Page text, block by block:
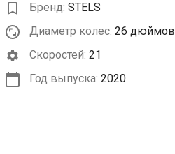
Бренд: STELS
Диаметр колес: 26 дюймов
Cкоростей: 21
Год выпуска: 2020